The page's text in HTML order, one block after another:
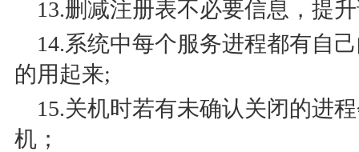
13.删减注册表不必要信息，提
14.系统中每个服务进程都有自
的用起来;
15.关机时若有未确认关闭的进
机；